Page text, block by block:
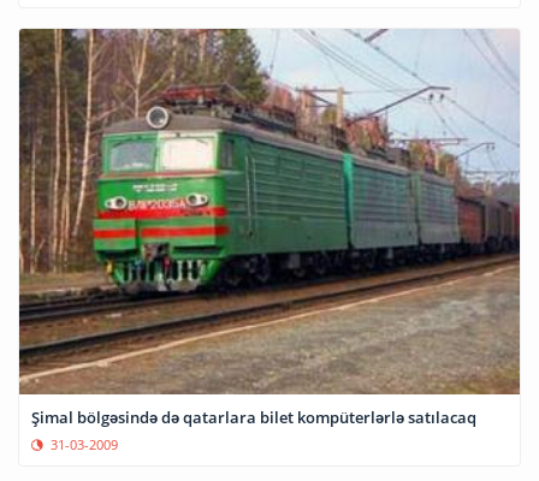
Şimal bölgəsində də qatarlara bilet kompüterlərlə satılacaq
31-03-2009